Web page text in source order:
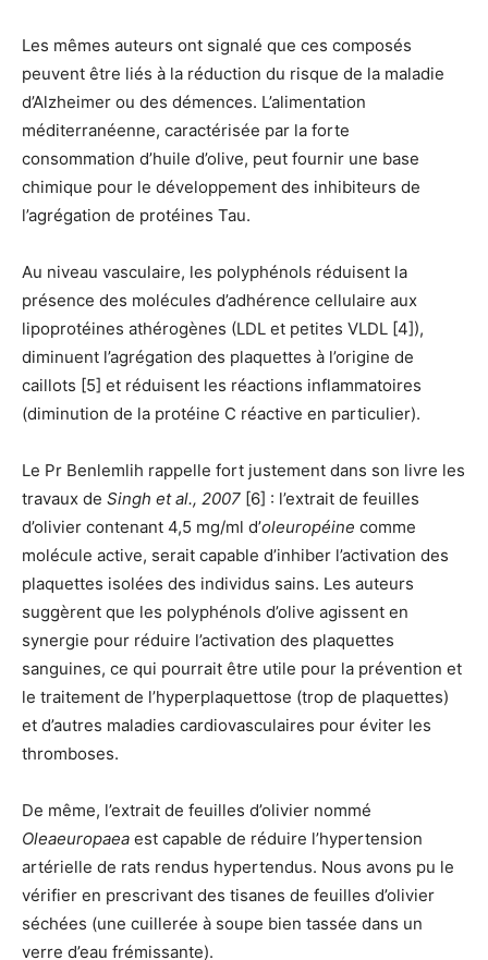
Les mêmes auteurs ont signalé que ces composés
peuvent être liés à la réduction du risque de la maladie
d’Alzheimer ou des démences. L’alimentation
méditerranéenne, caractérisée par la forte
consommation d’huile d’olive, peut fournir une base
chimique pour le développement des inhibiteurs de
l’agrégation de protéines Tau.
Au niveau vasculaire, les polyphénols réduisent la
présence des molécules d’adhérence cellulaire aux
lipoprotéines athérogènes (LDL et petites VLDL [4]),
diminuent l’agrégation des plaquettes à l’origine de
caillots [5] et réduisent les réactions inflammatoires
(diminution de la protéine C réactive en particulier).
Le Pr Benlemlih rappelle fort justement dans son livre les
travaux de Singh et al., 2007 [6] : l’extrait de feuilles
d’olivier contenant 4,5 mg/ml d’oleuropéine comme
molécule active, serait capable d’inhiber l’activation des
plaquettes isolées des individus sains. Les auteurs
suggèrent que les polyphénols d’olive agissent en
synergie pour réduire l’activation des plaquettes
sanguines, ce qui pourrait être utile pour la prévention et
le traitement de l’hyperplaquettose (trop de plaquettes)
et d’autres maladies cardiovasculaires pour éviter les
thromboses.
De même, l’extrait de feuilles d’olivier nommé
Oleaeuropaea est capable de réduire l’hypertension
artérielle de rats rendus hypertendus. Nous avons pu le
vérifier en prescrivant des tisanes de feuilles d’olivier
séchées (une cuillerée à soupe bien tassée dans un
verre d’eau frémissante).